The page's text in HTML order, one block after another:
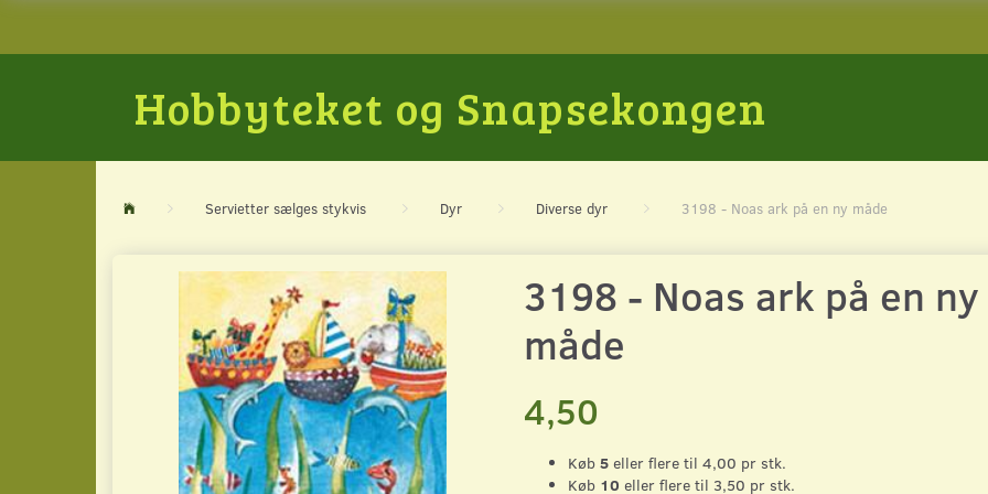
Hobbyteket og Snapsekongen
Servietter sælges stykvis Dyr Diverse dyr 3198 - Noas ark på en ny måde
3198 - Noas ark på en ny
måde
4,50
Køb5 eller flere til4,00 pr stk.
Køb 10 eller flere til 3,50 pr stk.